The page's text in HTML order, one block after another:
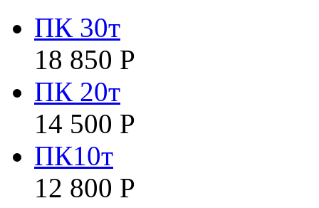
ПК 30т
18 850 Р
ПК 20т
14 500 Р
ПК10т
12 800 Р